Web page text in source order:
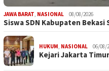
JAWA BARAT NASIONAL 08/08/2026
Siswa SDN Kabupaten
HUKUM NASIONAL 06/08/
Kejari Jakarta